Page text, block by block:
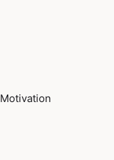
Motivation